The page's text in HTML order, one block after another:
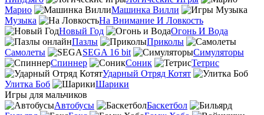
Марио
Машинка Вилли
Музыка
На Внимание И Ловкость
Новый Год
Огонь И Вода
Пазлы
Приколы
Самолеты
SEGA 16 bit
Симуляторы
Спиннер
Соник
Тетрис
Ударный Отряд Котят
Улитка Боб
Шарики
Игры для мальчиков
Автобусы
Баскетбол